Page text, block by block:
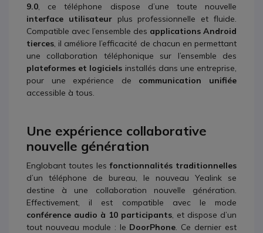
9.0, ce téléphone dispose d’une toute nouvelle
interface utilisateurplus professionnelle et fluide.
Compatible avec l’ensemble des applications Android
tierces, il améliore l’efficacité de chacun en permettant
une collaboration téléphonique sur l’ensemble des
plateformes et logiciels installés dans une entreprise,
pour une expérience de communication unifiée
accessible à tous.
Une expérience collaborative
nouvelle génération
Englobant toutes lesfonctionnalités traditionnelles
d’un téléphone de bureau, le nouveau Yealink se
destine à une collaboration nouvelle génération.
Effectivement, il est compatible avec le mode
conférence audio à 10 participants, et dispose d’un
tout nouveau module : le DoorPhone. Ce dernier est